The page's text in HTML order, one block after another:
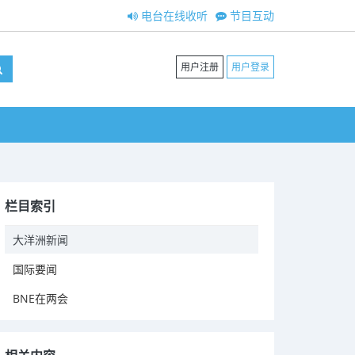
节目互动
电台在线收听
用户注册 用户登录
栏目索引
大洋洲新闻
国际要闻
BNE在两会